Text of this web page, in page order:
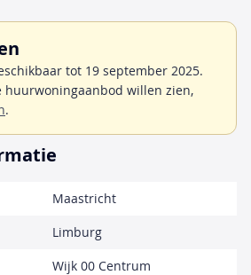
tot 19 september 2025.
huurwoningaanbod willen zien,
.
Maastricht
Limburg
Wijk 00 Centrum